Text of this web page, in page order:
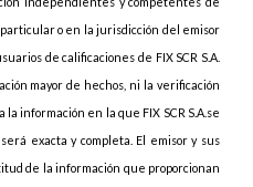
o en la jurisdicción del emisor
de calificaciones de FIX SCR S.A.
mayor de hechos, ni la verificación
información en la que FIX SCR S.A.se
exacta y completa. El emisor y sus
de la información que proporcionan